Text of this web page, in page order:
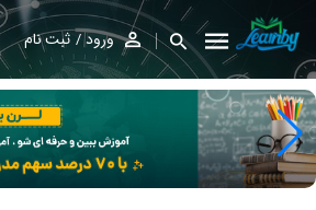
ورود ثبت نام